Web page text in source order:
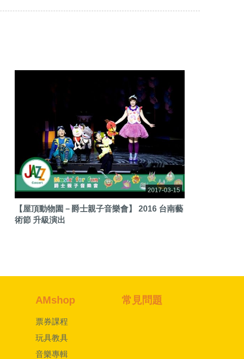
2017-03-15
【屋頂動物園－爵士親子音樂會】 2016 台南藝
術節 升級演出
AMshop
票券課程
玩具教具
音樂專輯
常見問題